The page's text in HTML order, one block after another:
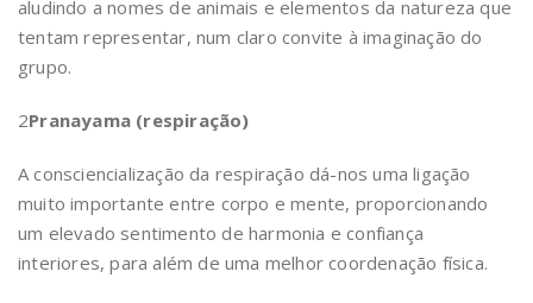
aludindo a nomes de animais e elementos da natureza que
tentam representar, num claro convite à imaginação do
grupo.
2Pranayama (respiração)
A consciencialização da respiração dá-nos uma ligação
muito importante entre corpo e mente, proporcionando
um elevado sentimento de harmonia e confiança
interiores, para além de uma melhor coordenação física.